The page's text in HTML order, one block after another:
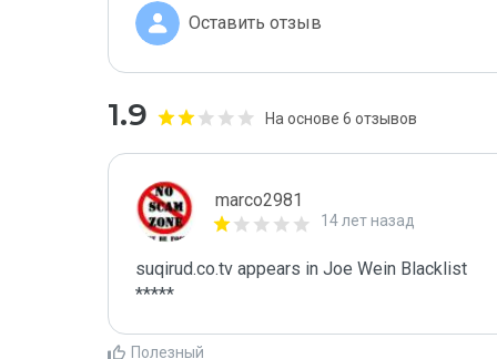
Оставить отзыв
1.9 На основе 6 отзывов
marco2981
14 лет назад
suqirud.co.tv appears in Joe Wein Blacklist
*****
Полезный